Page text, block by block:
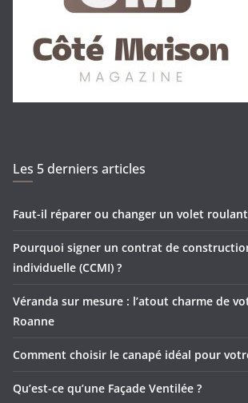
Les 5 derniers articles
Faut-il réparer ou changer un volet
Pourquoi signer un contrat de
individuelle (CCMI) ?
Véranda sur mesure : l’atout charme de
Roanne
Comment choisir le canapé idéal pour
Qu’est-ce qu’une Façade Ventilée ?